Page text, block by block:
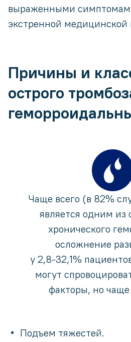
выраженными
экстренной
Причины и
острого
Чаще всего (в 82%
является одним из
хронического
осложнение
у 2,8-32,1%
могут
факторы, но чаще
Подъем тяжестей.